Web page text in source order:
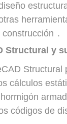
construcción .
Structural y
Structural
cálculos
códigos de